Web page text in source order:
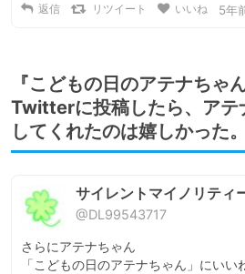
返信 リツイート いいね 5年
『こどもの日のアテナちゃ
Twitterに投稿したら、アテ
してくれたのは嬉しかった。
サイレントマイノリティ
@DL99543717
さらにアテナちゃん
「こどもの日のアテナちゃん」にいい